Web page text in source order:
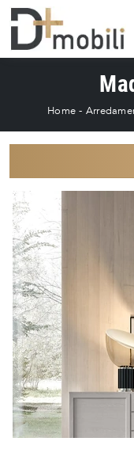
Home -